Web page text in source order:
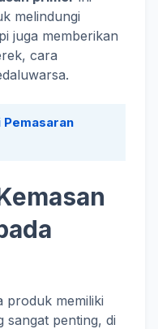
melindungi
juga memberikan
cara
produk memiliki
sangat penting, di